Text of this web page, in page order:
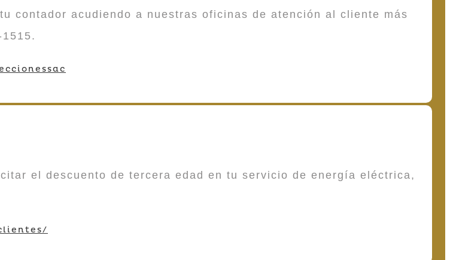
contador acudiendo a nuestras oficinas de atención al cliente más
el descuento de tercera edad en tu servicio de energía eléctrica,